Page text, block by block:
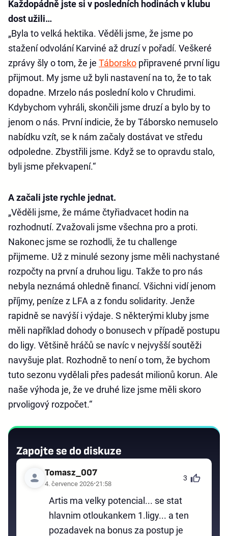
Každopádně jste si v posledních hodinách v klubu
dost užili…
„Byla to velká hektika. Věděli jsme, že jsme po
stažení odvolání Karviné až druzí v pořadí. Veškeré
zprávy šly o tom, že je Táborsko připravené první ligu
přijmout. My jsme už byli nastavení na to, že to tak
dopadne. Mrzelo nás poslední kolo v Chrudimi.
Kdybychom vyhráli, skončili jsme druzí a bylo by to
jenom o nás. První indicie, že by Táborsko nemuselo
nabídku vzít, se k nám začaly dostávat ve středu
odpoledne. Zbystřili jsme. Když se to opravdu stalo,
byli jsme překvapení.“
A začali jste rychle jednat.
„Věděli jsme, že máme čtyřiadvacet hodin na
rozhodnutí. Zvažovali jsme všechna pro a proti.
Nakonec jsme se rozhodli, že tu challenge
přijmeme. Už z minulé sezony jsme měli nachystané
rozpočty na první a druhou ligu. Takže to pro nás
nebyla neznámá ohledně financí. Všichni vidí jenom
příjmy, peníze z LFA a z fondu solidarity. Jenže
rapidně se navýší i výdaje. S některými kluby jsme
měli například dohody o bonusech v případě postupu
do ligy. Většině hráčů se navíc v nejvyšší soutěži
navyšuje plat. Rozhodně to není o tom, že bychom
tuto sezonu vydělali přes padesát milionů korun. Ale
naše výhoda je, že ve druhé lize jsme měli skoro
prvoligový rozpočet.“
Zapojte se do diskuze
Tomasz_007
4. července 2026 21:58
3
Artis ma velky potencial... se stat
hlavnim otloukankem 1.ligy... a ten
pozadavek na bonus za postup je